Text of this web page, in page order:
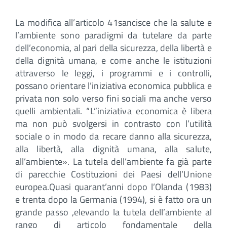
La modifica all’articolo 41sancisce che la salute e
l’ambiente sono paradigmi da tutelare da parte
dell’economia, al pari della sicurezza, della libertà e
della dignità umana, e come anche le istituzioni
attraverso le leggi, i programmi e i controlli,
possano orientare l’iniziativa economica pubblica e
privata non solo verso fini sociali ma anche verso
quelli ambientali. “L”iniziativa economica è libera
ma non può svolgersi in contrasto con l’utilità
sociale o in modo da recare danno alla sicurezza,
alla libertà, alla dignità umana, alla salute,
all’ambiente». La tutela dell’ambiente fa già parte
di parecchie Costituzioni dei Paesi dell’Unione
europea.Quasi quarant’anni dopo l’Olanda (1983)
e trenta dopo la Germania (1994), si è fatto ora un
grande passo ,elevando la tutela dell’ambiente al
rango di articolo fondamentale della